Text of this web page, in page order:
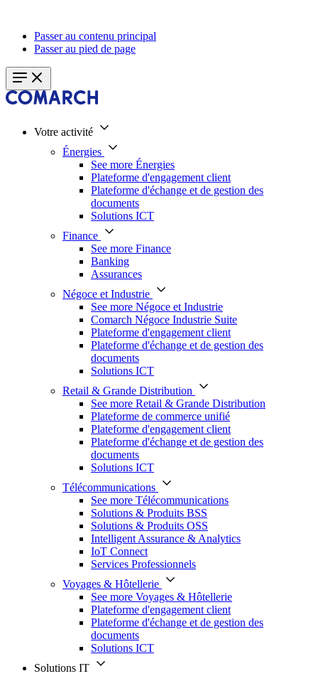
Passer au contenu principal
Passer au pied de page
Votre activité
Énergies
See more Énergies
Plateforme d'engagement client
Plateforme d'échange et de gestion des
documents
Solutions ICT
Finance
See more Finance
Banking
Assurances
Négoce et Industrie
See more Négoce et Industrie
Comarch Négoce Industrie Suite
Plateforme d'engagement client
Plateforme d'échange et de gestion des
documents
Solutions ICT
Retail & Grande Distribution
See more Retail & Grande Distribution
Plateforme de commerce unifié
Plateforme d'engagement client
Plateforme d'échange et de gestion des
documents
Solutions ICT
Télécommunications
See more Télécommunications
Solutions & Produits BSS
Solutions & Produits OSS
Intelligent Assurance & Analytics
IoT Connect
Services Professionnels
Voyages & Hôtellerie
See more Voyages & Hôtellerie
Plateforme d'engagement client
Plateforme d'échange et de gestion des
documents
Solutions ICT
Solutions IT